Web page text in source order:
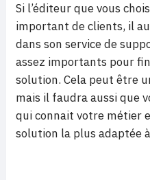
Si l’éditeur que vous
important de clients, il
dans son service de
assez importants pour
solution. Cela peut être
mais il faudra aussi que
qui connait votre métier
solution la plus adaptée